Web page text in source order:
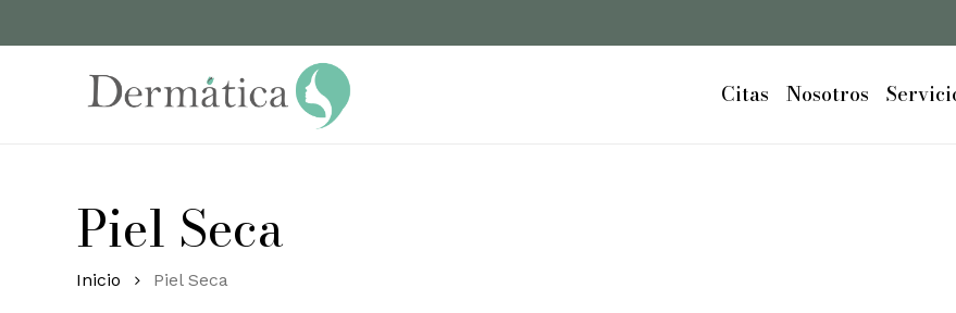
Citas Nosotros
Cart
Piel Seca
Inicio Piel Seca